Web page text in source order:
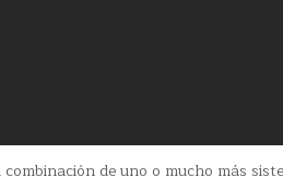
de uno o mucho más